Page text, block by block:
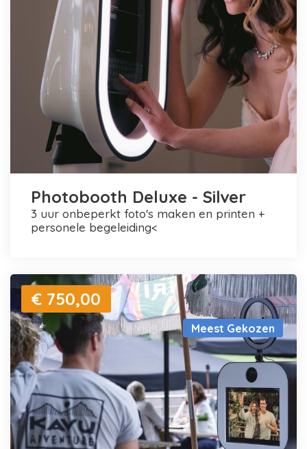
Photobooth Deluxe - Silver
3 uur onbeperkt foto's maken en printen +
personele begeleiding<
Meest Gekozen
€ 750,00